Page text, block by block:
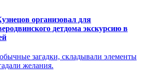
организовал для
детдома экскурсию в
загадки, складывали элементы
желания.